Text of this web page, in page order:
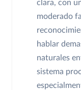
clara, con
moderado
hablar
naturales
sistema